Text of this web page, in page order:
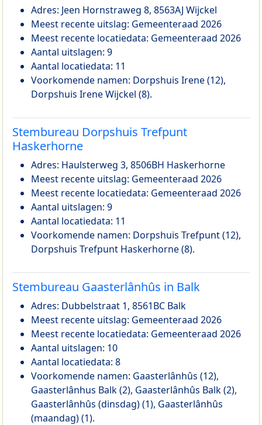
Adres: Jeen Hornstraweg 8, 8563AJ Wijckel
Meest recente uitslag: Gemeenteraad 2026
Meest recente locatiedata: Gemeenteraad 2026
Aantal uitslagen: 9
Aantal locatiedata: 11
Voorkomende namen: Dorpshuis Irene (12),
Dorpshuis Irene Wijckel (8).
Stembureau Dorpshuis Trefpunt
Haskerhorne
Adres: Haulsterweg 3, 8506BH Haskerhorne
Meest recente uitslag: Gemeenteraad 2026
Meest recente locatiedata: Gemeenteraad 2026
Aantal uitslagen: 9
Aantal locatiedata: 11
Voorkomende namen: Dorpshuis Trefpunt (12),
Dorpshuis Trefpunt Haskerhorne (8).
Stembureau Gaasterlânhûs in Balk
Adres: Dubbelstraat 1, 8561BC Balk
Meest recente uitslag: Gemeenteraad 2026
Meest recente locatiedata: Gemeenteraad 2026
Aantal uitslagen: 10
Aantal locatiedata: 8
Voorkomende namen: Gaasterlânhûs (12),
Gaasterlânhus Balk (2), Gaasterlânhûs Balk (2),
Gaasterlânhûs (dinsdag) (1), Gaasterlânhûs
(maandag) (1).